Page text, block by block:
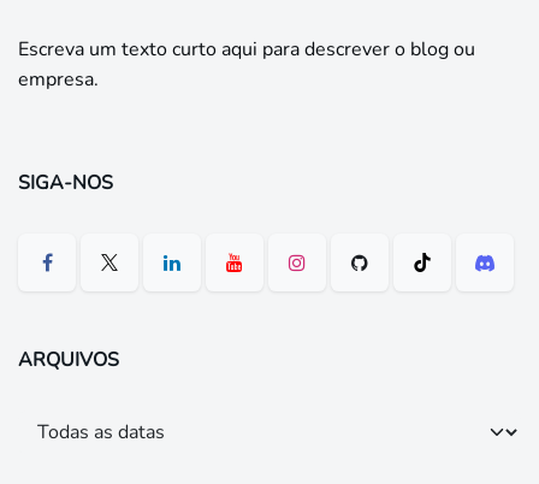
Escreva um texto curto aqui para descrever o blog ou
empresa.
SIGA-NOS
ARQUIVOS